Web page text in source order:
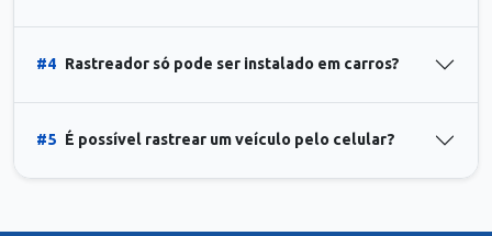
#4 Rastreador só pode ser instalado em carros?
#5 É possível rastrear um veículo pelo celular?